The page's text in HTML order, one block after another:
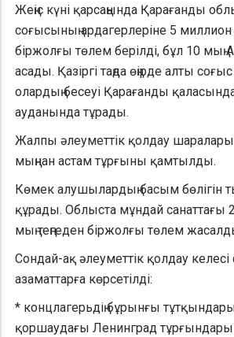
Жеңіс күні қарсаңында Қарағанды
соғысының ардагерлеріне 5 миллион
біржолғы төлем берілді, бұл 10
асады. Қазіргі таңда өңірде алты
олардың бесеуі Қарағанды
ауданында тұрады.
Жалпы әлеуметтік қолдау
мыңнан астам тұрғыны қамтылды.
Көмек алушылардың басым бөлігін
құрады. Облыста мұндай санаттағы
мың теңгеден біржолғы төлем
Сондай-ақ әлеуметтік қолдау келесі
азаматтарға көрсетілді:
* концлагерьдің бұрынғы
қоршаудағы Ленинград